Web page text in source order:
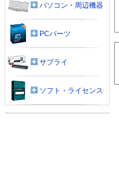
パソコン・周辺機器
PCパーツ
サプライ
ソフト・ライセンス